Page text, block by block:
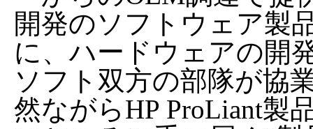
開発のソフトウェア製
に、ハードウェアの開
ソフト双方の部隊が協
然ながらHP ProLiant製